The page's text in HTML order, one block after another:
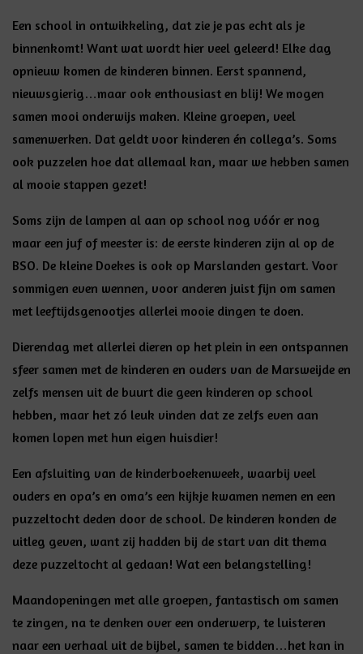
Een school in ontwikkeling, dat zie je pas echt als je
binnenkomt! Want wat wordt hier veel geleerd! Elke dag
opnieuw komen de kinderen binnen. Eerst spannend,
nieuwsgierig…maar ook enthousiast en blij! We mogen
samen mooi onderwijs maken. Kleine groepen, veel
samenwerken. Dat geldt voor kinderen én collega’s. Soms
ook puzzelen hoe dat allemaal kan, maar we hebben samen
al mooie stappen gezet!
Soms zijn de lampen al aan op school nog vóór er nog
maar een juf of meester is: de eerste kinderen zijn al op de
BSO. De kleine Doekes is ook op Marslanden gestart. Voor
sommigen even wennen, voor anderen juist fijn om samen
met leeftijdsgenootjes allerlei mooie dingen te doen.
Dierendag met allerlei dieren op het plein in een ontspannen
sfeer samen met de kinderen en ouders van de Marsweijde en
zelfs mensen uit de buurt die geen kinderen op school
hebben, maar het zó leuk vinden dat ze zelfs even aan
komen lopen met hun eigen huisdier!
Een afsluiting van de kinderboekenweek, waarbij veel
ouders en opa’s en oma’s een kijkje kwamen nemen en een
puzzeltocht deden door de school. De kinderen konden de
uitleg geven, want zij hadden bij de start van dit thema
deze puzzeltocht al gedaan! Wat een belangstelling!
Maandopeningen met alle groepen, fantastisch om samen
te zingen, na te denken over een onderwerp, te luisteren
naar een verhaal uit de bijbel, samen te bidden…het kan in